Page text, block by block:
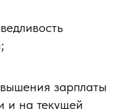
зарплаты
и на текущей